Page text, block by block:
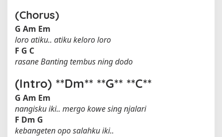
(Chorus)
G Am Em
loro atiku.. atiku keloro loro
F G C
rasane Banting tembus ning dodo
(Intro) **Dm** **G** **C**
G Am Em
nangisku iki.. mergo kowe sing njalari
F Dm G
kebangeten opo salahku iki..